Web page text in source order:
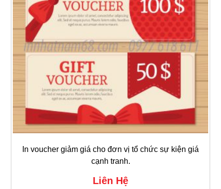
In voucher giảm giá cho đơn vị tổ chức sự kiện giá
cạnh tranh.
Liên Hệ